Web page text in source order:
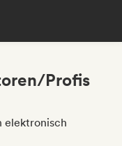
Profis
elektronisch